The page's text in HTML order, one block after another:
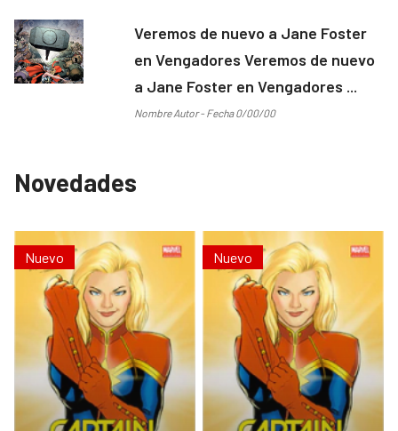
Veremos de nuevo a Jane Foster
en Vengadores Veremos de nuevo
a Jane Foster en Vengadores ...
Nombre Autor - Fecha 0/00/00
Novedades
Nuevo Nuevo